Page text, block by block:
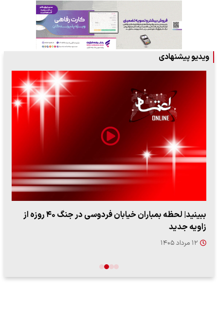
ویدیو پیشنهادی
ببینید| لحظه بمباران خیابان فردوسی در جنگ ۴۰ روزه از
زاویه جدید
۱۲ مرداد ۱۴۰۵